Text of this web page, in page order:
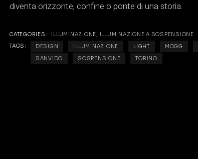
diventa orizzonte, confine o ponte di una storia.
CATEGORIES: ILLUMINAZIONE, ILLUMINAZIONE A SOSPENSIONE
TAGS:
DESIGN ILLUMINAZIONE LIGHT MOGG
SANVIDO
SOSPENSIONE TORINO